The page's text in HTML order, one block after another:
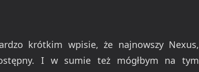
krótkim wpisie, że najnowszy Nexus,
I w sumie też mógłbym na tym